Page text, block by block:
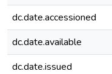
dc.date.accessioned
dc.date.available
dc.date.issued